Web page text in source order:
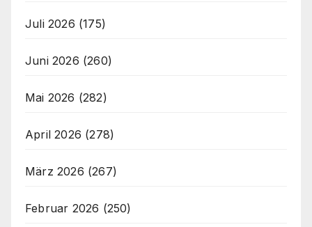
Juli 2026 (175)
Juni 2026 (260)
Mai 2026 (282)
April 2026 (278)
März 2026 (267)
Februar 2026 (250)